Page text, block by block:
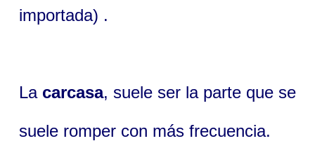
importada) .
La carcasa, suele ser la parte que se
suele romper con más frecuencia.